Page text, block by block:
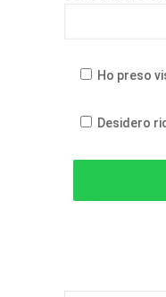
Ho preso
Desidero